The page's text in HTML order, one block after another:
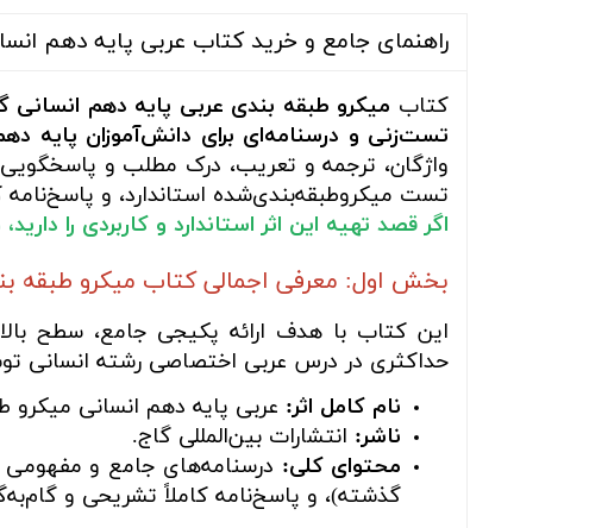
راهنمای جامع و خرید کتاب عربی پایه دهم
کتاب میکرو طبقه بندی عربی پایه دهم انسانی
تست‌زنی و درسنامه‌ای برای دانش‌آموزان پایه
واژگان، ترجمه و تعریب، درک مطلب و
تست میکروطبقه‌بندی‌شده استاندارد، و
اگر قصد تهیه این اثر استاندارد و کاربردی را
بخش اول: معرفی اجمالی کتاب میکرو طبقه
این کتاب با هدف ارائه پکیجی جامع، سطح
حداکثری در درس عربی اختصاصی رشته انسانی
نام کامل اثر: عربی پایه دهم انسانی
ناشر: انتشارات بین‌المللی گاج.
محتوای کلی: درسنامه‌های جامع و مفهومی
گذشته)، و پاسخ‌نامه کاملاً تشریحی و